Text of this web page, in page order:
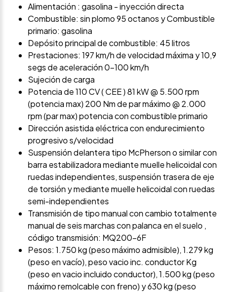
Alimentación : gasolina - inyección directa
Combustible: sin plomo 95 octanos y Combustible
primario: gasolina
Depósito principal de combustible: 45 litros
Prestaciones: 197 km/h de velocidad máxima y 10,9
segs de aceleración 0-100 km/h
Sujeción de carga
Potencia de 110 CV ( CEE ) 81 kW @ 5.500 rpm
(potencia max) 200 Nm de par máximo @ 2.000
rpm (par max) potencia con combustible primario
Dirección asistida eléctrica con endurecimiento
progresivo s/velocidad
Suspensión delantera tipo McPherson o similar con
barra estabilizadora mediante muelle helicoidal con
ruedas independientes, suspensión trasera de eje
de torsión y mediante muelle helicoidal con ruedas
semi-independientes
Transmisión de tipo manual con cambio totalmente
manual de seis marchas con palanca en el suelo ,
código transmisión: MQ200-6F
Pesos: 1.750 kg (peso máximo admisible), 1.279 kg
(peso en vacío), peso vacio inc. conductor Kg
(peso en vacio incluido conductor), 1.500 kg (peso
máximo remolcable con freno) y 630 kg (peso